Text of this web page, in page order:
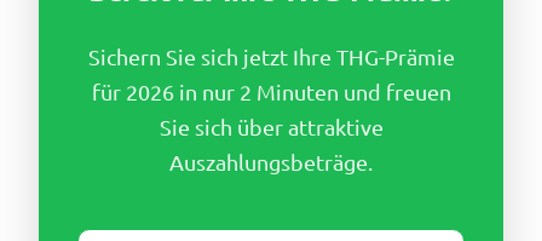
Sichern Sie sich jetzt Ihre THG-Prämie
für 2026 in nur 2 Minuten und freuen
Sie sich über attraktive
Auszahlungsbeträge.